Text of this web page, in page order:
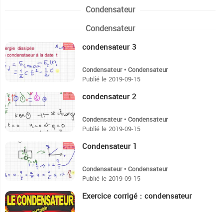
Condensateur
Condensateur
10:51 condensateur 3
Condensateur • Condensateur
Publié le 2019-09-15
18:28 condensateur 2
Condensateur • Condensateur
Publié le 2019-09-15
Condensateur 1
Condensateur • Condensateur
Publié le 2019-09-15
16:41 Exercice corrigé : condensateur